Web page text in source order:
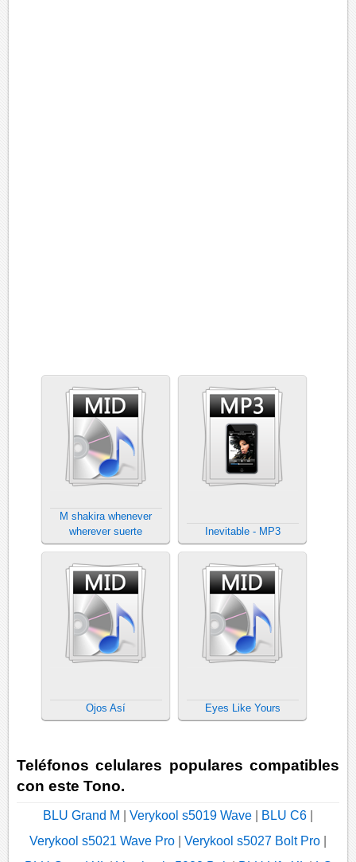
M shakira whenever
wherever suerte
Inevitable - MP3
Ojos Así Eyes Like Yours
Teléfonos celulares populares compatibles
con este Tono.
BLU Grand M Verykool s5019 Wave BLU C6
Verykool s5021 Wave Pro
Verykool s5027 Bolt Pro